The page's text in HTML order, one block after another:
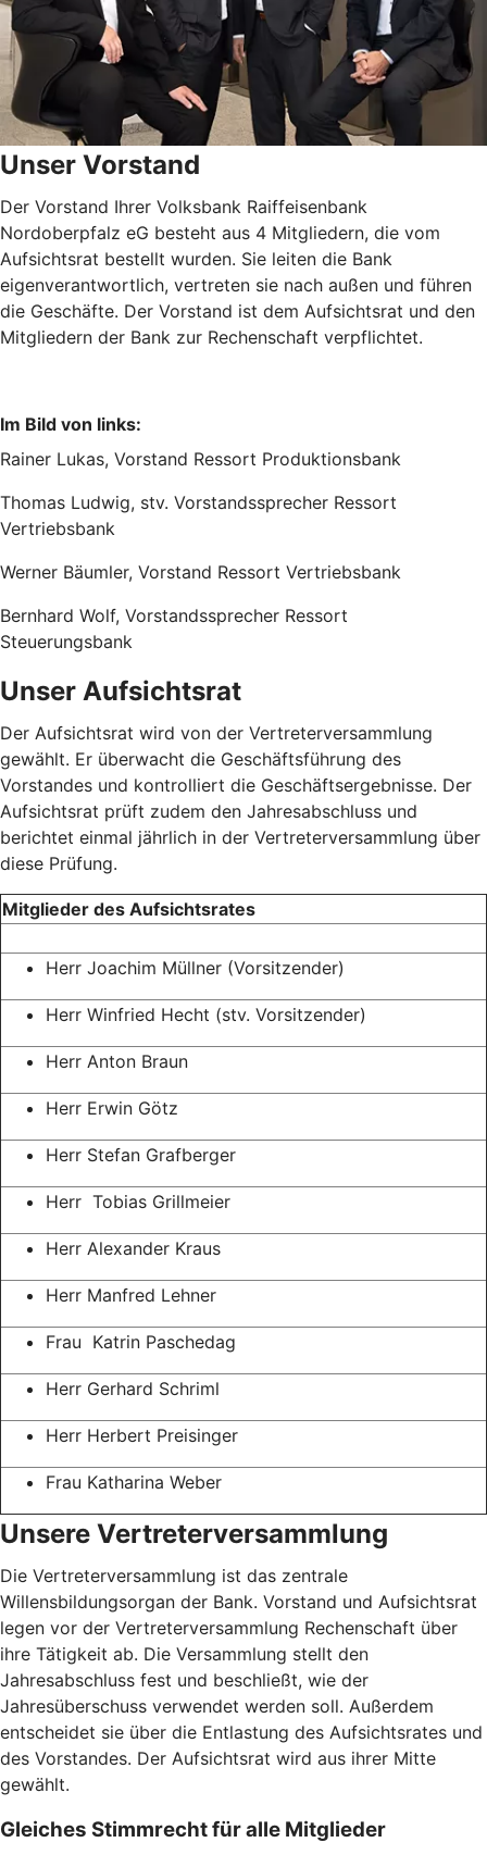
Unser Vorstand
Der Vorstand Ihrer Volksbank Raiffeisenbank
Nordoberpfalz eG besteht aus 4 Mitgliedern, die vom
Aufsichtsrat bestellt wurden. Sie leiten die Bank
eigenverantwortlich, vertreten sie nach außen und führen
die Geschäfte. Der Vorstand ist dem Aufsichtsrat und den
Mitgliedern der Bank zur Rechenschaft verpflichtet.
Im Bild von links:
Rainer Lukas, Vorstand Ressort Produktionsbank
Thomas Ludwig, stv. Vorstandssprecher Ressort
Vertriebsbank
Werner Bäumler, Vorstand Ressort Vertriebsbank
Bernhard Wolf, Vorstandssprecher Ressort
Steuerungsbank
Unser Aufsichtsrat
Der Aufsichtsrat wird von der Vertreterversammlung
gewählt. Er überwacht die Geschäftsführung des
Vorstandes und kontrolliert die Geschäftsergebnisse. Der
Aufsichtsrat prüft zudem den Jahresabschluss und
berichtet einmal jährlich in der Vertreterversammlung über
diese Prüfung.
Mitglieder des Aufsichtsrates
Herr Joachim Müllner (Vorsitzender)
Herr Winfried Hecht (stv. Vorsitzender)
Herr Anton Braun
Herr Erwin Götz
Herr Stefan Grafberger
Herr Tobias Grillmeier
Herr Alexander Kraus
Herr Manfred Lehner
Frau Katrin Paschedag
Herr Gerhard Schriml
Herr Herbert Preisinger
Frau Katharina Weber
Unsere Vertreterversammlung
Die Vertreterversammlung ist das zentrale
Willensbildungsorgan der Bank. Vorstand und Aufsichtsrat
legen vor der Vertreterversammlung Rechenschaft über
ihre Tätigkeit ab. Die Versammlung stellt den
Jahresabschluss fest und beschließt, wie der
Jahresüberschuss verwendet werden soll. Außerdem
entscheidet sie über die Entlastung des Aufsichtsrates und
des Vorstandes. Der Aufsichtsrat wird aus ihrer Mitte
gewählt.
Gleiches Stimmrecht für alle Mitglieder